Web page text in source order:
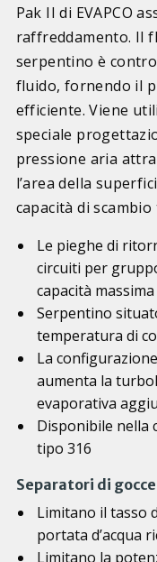
Pak II di EVAPCO
raffreddamento. Il
serpentino è
fluido, fornendo il
efficiente. Viene
speciale
pressione aria
l’area della
capacità di scambio
Le pieghe di
circuiti per
capacità
Serpentino
temperatura di
La
aumenta la
evaporativa
Disponibile nella
tipo 316
Separatori di
Limitano il tasso
portata d’acqua
Limitano la